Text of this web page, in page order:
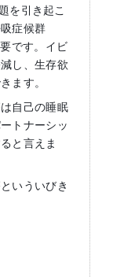
を引き起こ
症候群
です。イビ
し、生存欲
ます。
自己の睡眠
トナーシッ
と言えま
いういびき